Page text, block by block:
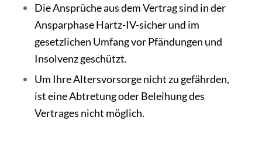
Die Ansprüche aus dem Vertrag sind in der
Ansparphase Hartz-IV-sicher und im
gesetzlichen Umfang vor Pfändungen und
Insolvenz geschützt.
Um Ihre Altersvorsorge nicht zu gefährden,
ist eine Abtretung oder Beleihung des
Vertrages nicht möglich.